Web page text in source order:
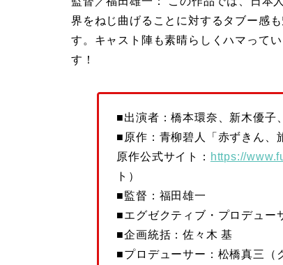
界をねじ曲げることに対するタブー感
す。キャスト陣も素晴らしくハマって
す！
■出演者：橋本環奈、新木優子
■原作：青柳碧人「赤ずきん、
原作公式サイト： https://
ト）
■監督：福田雄一
■エグゼクティブ・プロデュー
■企画統括：佐々木 基
■プロデューサー：松橋真三（